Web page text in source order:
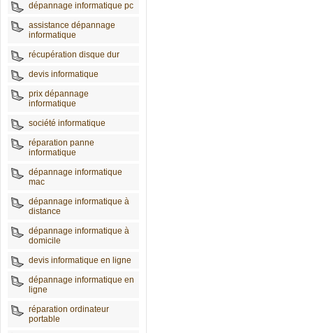
dépannage informatique pc
assistance dépannage
informatique
récupération disque dur
devis informatique
prix dépannage
informatique
société informatique
réparation panne
informatique
dépannage informatique
mac
dépannage informatique à
distance
dépannage informatique à
domicile
devis informatique en ligne
dépannage informatique en
ligne
réparation ordinateur
portable